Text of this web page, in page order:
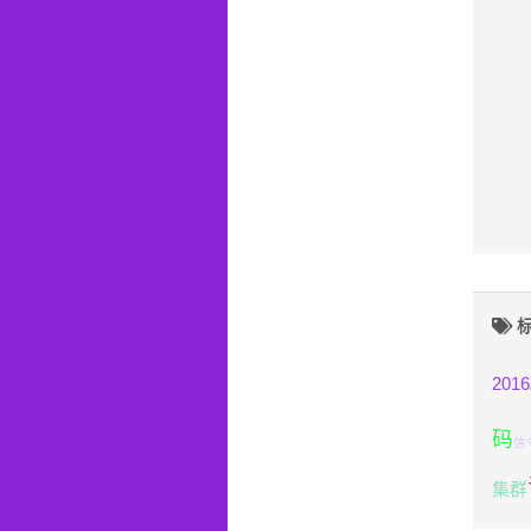
2016
码信
集群